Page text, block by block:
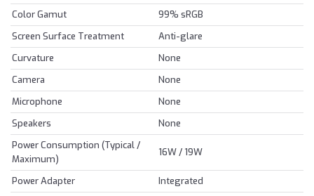
Color Gamut
99% sRGB
Screen Surface Treatment
Anti-glare
Curvature
None
Camera
None
Microphone
None
Speakers
None
Power Consumption (Typical /
Maximum)
16W / 19W
Power Adapter
Integrated